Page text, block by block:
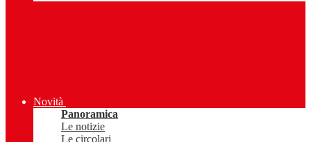
Novità
Panoramica
Le notizie
Le circolari